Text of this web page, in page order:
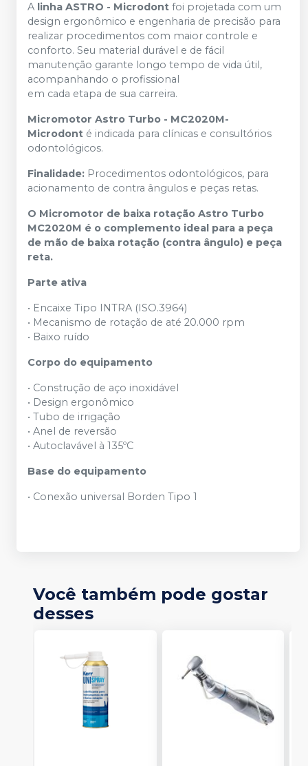
A linha ASTRO - Microdont foi projetada com um
design ergonômico e engenharia de precisão para
realizar procedimentos com maior controle e
conforto. Seu material durável e de fácil
manutenção garante longo tempo de vida útil,
acompanhando o profissional
em cada etapa de sua carreira.
Micromotor Astro Turbo - MC2020M-
Microdont é indicada para clínicas e consultórios
odontológicos.
Finalidade: Procedimentos odontológicos, para
acionamento de contra ângulos e peças retas.
O Micromotor de baixa rotação Astro Turbo
MC2020M é o complemento ideal para a peça
de mão de baixa rotação (contra ângulo) e peça
reta.
Parte ativa
• Encaixe Tipo INTRA (ISO.3964)
• Mecanismo de rotação de até 20.000 rpm
• Baixo ruído
Corpo do equipamento
• Construção de aço inoxidável
• Design ergonômico
• Tubo de irrigação
• Anel de reversão
• Autoclavável à 135ºC
Base do equipamento
• Conexão universal Borden Tipo 1
Você também pode gostar
desses